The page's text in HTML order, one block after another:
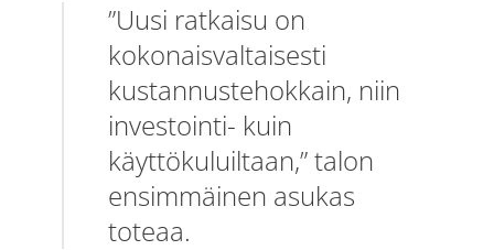
”Uusi ratkaisu on
kokonaisvaltaisesti
kustannustehokkain, niin
investointi- kuin
käyttökuluiltaan,” talon
ensimmäinen asukas
toteaa.